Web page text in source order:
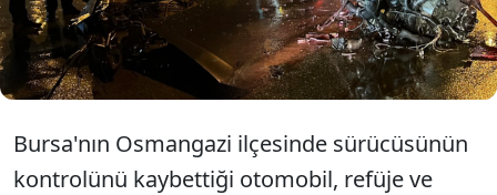
yaralandı.
Bursa'nın Osmangazi ilçesinde sürücüsünün
kontrolünü kaybettiği otomobil, refüje ve